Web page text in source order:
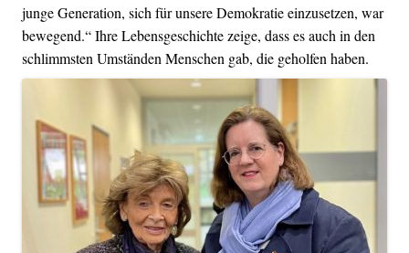
junge Generation, sich für unsere Demokratie einzusetzen, war
bewegend.“ Ihre Lebensgeschichte zeige, dass es auch in den
schlimmsten Umständen Menschen gab, die geholfen haben.